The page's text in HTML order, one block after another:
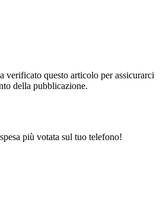
verificato questo articolo per assicurarci
della pubblicazione.
più votata sul tuo telefono!